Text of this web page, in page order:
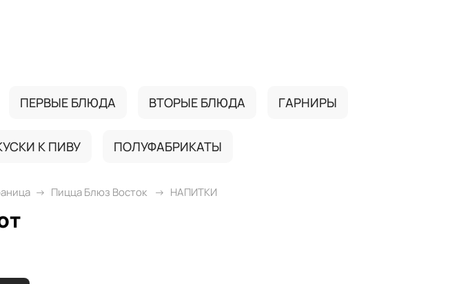
ПЕРВЫЕ БЛЮДА ВТОРЫЕ БЛЮДА ГАРНИРЫ
К ПИВУ ПОЛУФАБРИКАТЫ
Пицца Блюз Восток НАПИТКИ